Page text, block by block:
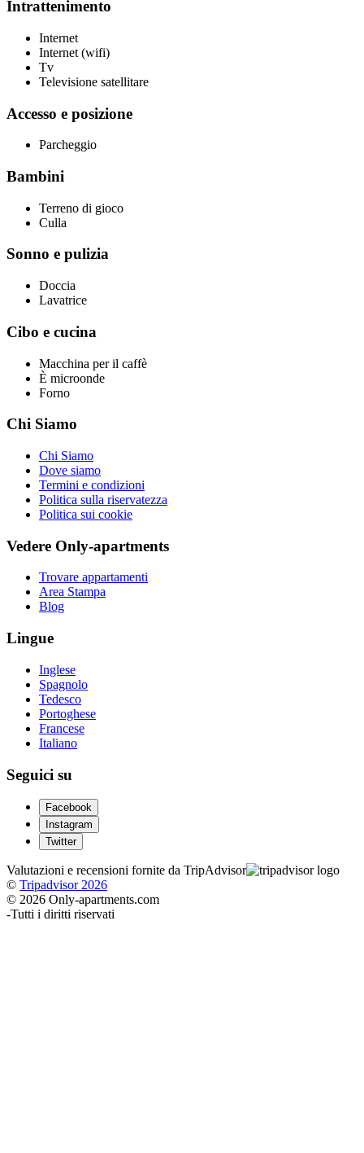
Intrattenimento
Internet
Internet (wifi)
Tv
Televisione satellitare
Accesso e posizione
Parcheggio
Bambini
Terreno di gioco
Culla
Sonno e pulizia
Doccia
Lavatrice
Cibo e cucina
Macchina per il caffè
È microonde
Forno
Chi Siamo
Chi Siamo
Dove siamo
Termini e condizioni
Politica sulla riservatezza
Politica sui cookie
Vedere Only-apartments
Trovare appartamenti
Area Stampa
Blog
Lingue
Inglese
Spagnolo
Tedesco
Portoghese
Francese
Italiano
Seguici su
Facebook
Instagram
Twitter
Valutazioni e recensioni fornite da TripAdvisor
© Tripadvisor 2026
© 2026 Only-apartments.com
-Tutti i diritti riservati